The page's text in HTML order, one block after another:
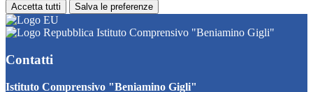
Accetta tutti Salva le preferenze
Istituto Comprensivo "Beniamino Gigli"
Contatti
Istituto Comprensivo "Beniamino Gigli"